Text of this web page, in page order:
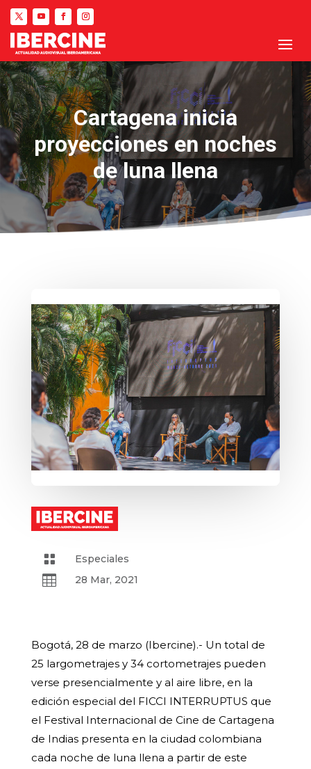
Cartagena inicia
proyecciones en noches
de luna llena
 Especiales
 28 Mar, 2021
Bogotá, 28 de marzo (Ibercine).- Un total de
25 largometrajes y 34 cortometrajes pueden
verse presencialmente y al aire libre, en la
edición especial del FICCI INTERRUPTUS que
el Festival Internacional de Cine de Cartagena
de Indias presenta en la ciudad colombiana
cada noche de luna llena a partir de este